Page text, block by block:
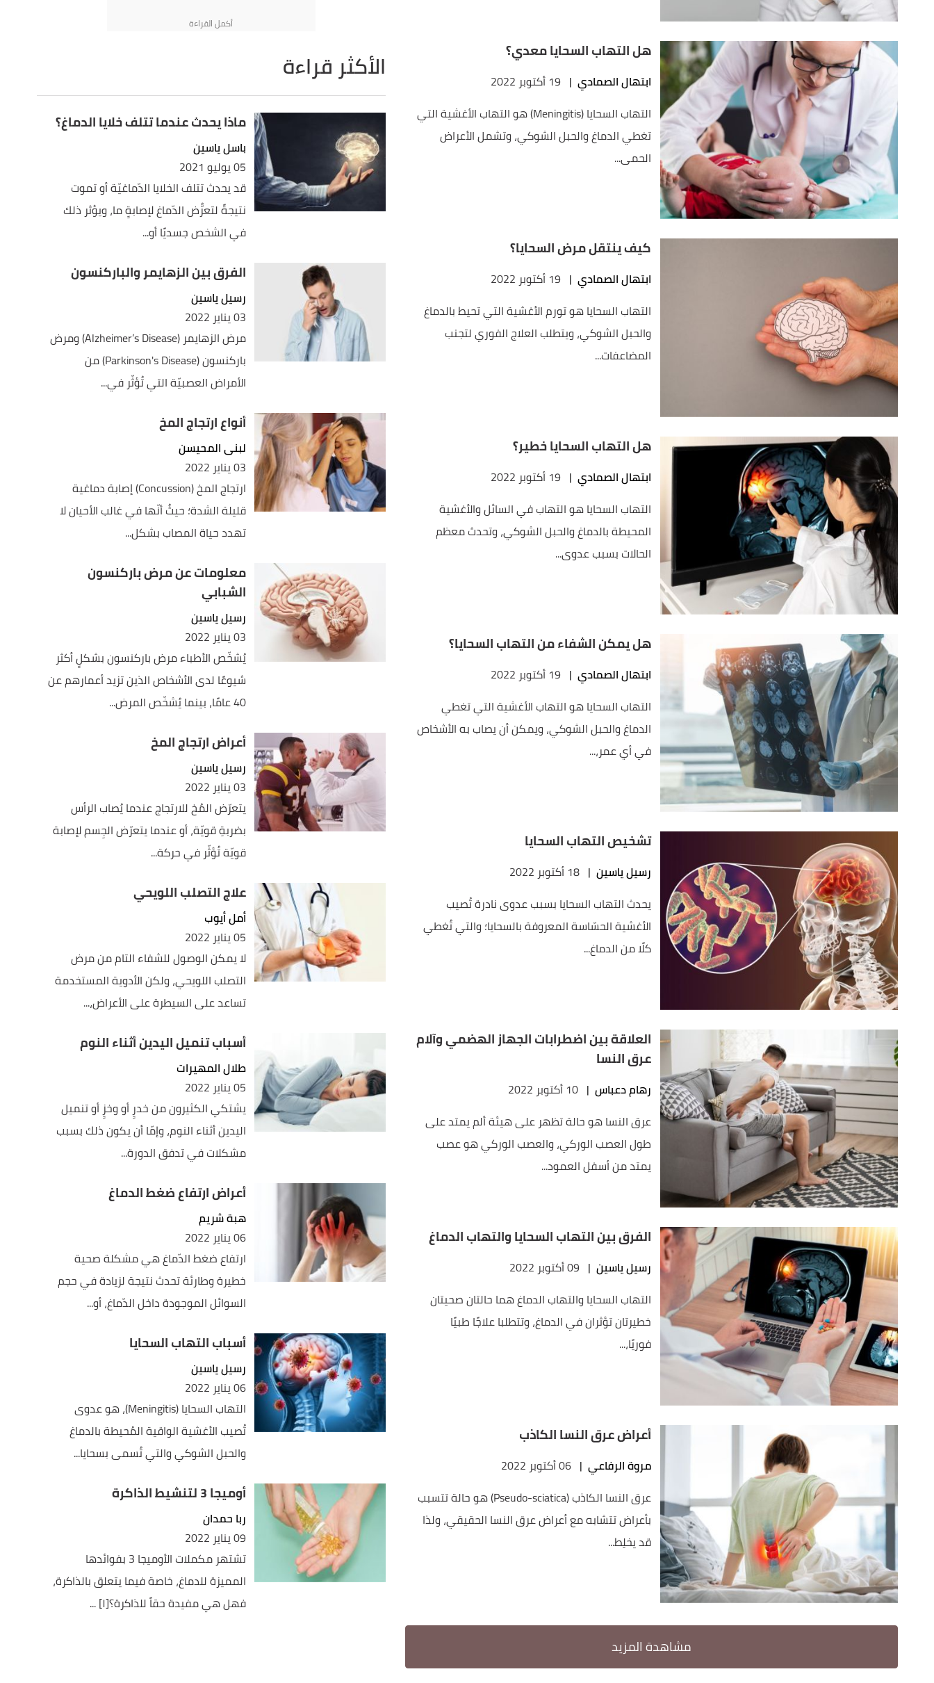
هل التهاب السحايا معدي؟
ابتهال الصمادي | 19 أكتوبر 2022
التهاب السحايا (Meningitis) هو التهاب الأغشية التي
تغطي الدماغ والحبل الشوكي، وتشمل الأعراض
الحمى...
كيف ينتقل مرض السحايا؟
ابتهال الصمادي | 19 أكتوبر 2022
التهاب السحايا هو تورم الأغشية التي تحيط بالدماغ
والحبل الشوكي، ويتطلب العلاج الفوري لتجنب
المضاعفات...
هل التهاب السحايا خطير؟
ابتهال الصمادي | 19 أكتوبر 2022
التهاب السحايا هو التهاب في السائل والأغشية
المحيطة بالدماغ والحبل الشوكي، وتحدث معظم
الحالات بسبب عدوى...
هل يمكن الشفاء من التهاب السحايا؟
ابتهال الصمادي | 19 أكتوبر 2022
التهاب السحايا هو التهاب الأغشية التي تغطي
الدماغ والحبل الشوكي، ويمكن أن يصاب به الأشخاص
في أي عمر،...
تشخيص التهاب السحايا
رسيل ياسين | 18 أكتوبر 2022
يحدث التهاب السحايا بسبب عدوى نادرة تُصيب
الأغشية الحسّاسة المعروفة بالسحايا؛ والتي تُغطي
كلًا من الدماغ...
العلاقة بين اضطرابات الجهاز الهضمي وآلام
عرق النسا
رهام دعباس | 10 أكتوبر 2022
عرق النسا هو حالة تظهر على هيئة ألم يمتد على
طول العصب الوركي، والعصب الوركي هو عصب
يمتد من أسفل العمود...
الفرق بين التهاب السحايا والتهاب الدماغ
رسيل ياسين | 09 أكتوبر 2022
التهاب السحايا والتهاب الدماغ هما حالتان صحيتان
خطيرتان تؤثران في الدماغ، وتتطلبا علاجًا طبيًا
فوريًا،...
أعراض عرق النسا الكاذب
مروة الرفاعي | 06 أكتوبر 2022
عرق النسا الكاذب (Pseudo-sciatica) هو حالة تتسبب
بأعراض تتشابه مع أعراض عرق النسا الحقيقي، ولذا
قد يخلِط...
الأكثر قراءة
ماذا يحدث عندما تتلف خلايا الدماغ؟
باسل ياسين
05 يوليو 2021
قد يحدث تتلف الخلايا الدّماغيّة أو تموت
نتيجةً لتعرُّض الدّماغ لإصابةٍ ما، ويؤثر ذلك
في الشخص جسديًا أو...
الفرق بين الزهايمر والباركنسون
رسيل ياسين
03 يناير 2022
مرض الزهايمر (Alzheimer’s Disease) ومرض
باركنسون (Parkinson's Disease) من
الأمراض العصبيّة التي تُؤثّر في...
أنواع ارتجاج المخ
لبنى المحيسن
03 يناير 2022
ارتجاج المخ (Concussion) إصابة دماغية
قليلة الشدة؛ حيثُ أنّها في غالب الأحيان لا
تهدد حياة المصاب بشكل...
معلومات عن مرض باركنسون
الشبابي
رسيل ياسين
03 يناير 2022
يُشخّص الأطباء مرض باركنسون بشكلٍ أكثر
شيوعًا لدى الأشخاص الذين تزيد أعمارهم عن
40 عامًا، بينما يُشخّص المرض...
أعراض ارتجاج المخ
رسيل ياسين
03 يناير 2022
يتعرّض المُخ للارتجاج عندما يُصاب الرأس
بضربةِ قويّة، أو عندما يتعرّض الجِسم لإصابة
قويّة تُؤثّر في حركة...
علاج التصلب اللويحي
أمل أيوب
05 يناير 2022
لا يمكن الوصول للشفاء التام من مرض
التصلب اللويحي، ولكن الأدوية المستخدمة
تساعد على السيطرة على الأعراض،...
أسباب تنميل اليدين أثناء النوم
طلال المهيرات
05 يناير 2022
يشتكي الكثيرون من خدرٍ أو وخزٍ أو تنميل
اليدين أثناء النوم، وإمّا أن يكون ذلك بسبب
مشكلات في تدفق الدورة...
أعراض ارتفاع ضغط الدماغ
هبة شريم
06 يناير 2022
ارتفاع ضغط الدّماغ هي مشكلة صحية
خطيرة وطارئة تحدث نتيجة لزيادة في حجم
السوائل الموجودة داخل الدّماغ، أو...
أسباب التهاب السحايا
رسيل ياسين
06 يناير 2022
التهاب السحايا (Meningitis)، هو عدوى
تُصيب الأغشية الواقية المُحيطة بالدماغ
والحبل الشوكي والتي تُسمى بسحايا...
أوميجا 3 لتنشيط الذاكرة
ربا حمدان
09 يناير 2022
تشتهر مكملات الأوميجا 3 بفوائدها
المميزة للدماغ، خاصة فيما يتعلق بالذاكرة،
فهل هي مفيدة حقاً للذاكرة؟[١] ...